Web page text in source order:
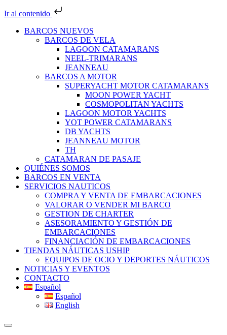
Ir al contenido
BARCOS NUEVOS
BARCOS DE VELA
LAGOON CATAMARANS
NEEL-TRIMARANS
JEANNEAU
BARCOS A MOTOR
SUPERYACHT MOTOR CATAMARANS
MOON POWER YACHT
COSMOPOLITAN YACHTS
LAGOON MOTOR YACHTS
YOT POWER CATAMARANS
DB YACHTS
JEANNEAU MOTOR
TH
CATAMARAN DE PASAJE
QUIÉNES SOMOS
BARCOS EN VENTA
SERVICIOS NAUTICOS
COMPRA Y VENTA DE EMBARCACIONES
VALORAR O VENDER MI BARCO
GESTION DE CHARTER
ASESORAMIENTO Y GESTIÓN DE
EMBARCACIONES
FINANCIACIÓN DE EMBARCACIONES
TIENDAS NÁUTICAS USHIP
EQUIPOS DE OCIO Y DEPORTES NÁUTICOS
NOTICIAS Y EVENTOS
CONTACTO
Español
Español
English